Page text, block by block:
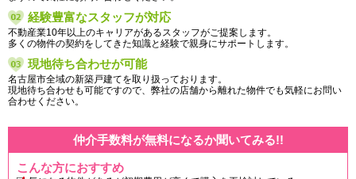
経験豊富なスタッフが対応
不動産業10年以上のキャリアがあるスタッフがご提案します。
多くの物件の契約をしてきた知識と経験で親身にサポートします。
現地待ち合わせが可能
名古屋市全域の新築戸建てを取り扱っております。
現地待ち合わせも可能ですので、弊社の店舗から離れた物件でも気軽にお問い
合わせください。
仲介手数料が無料になるか聞いてみる!!
こんな方におすすめ